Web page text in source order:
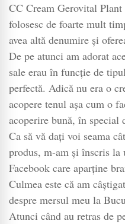
CC Cream Gerovital
folosesc de foarte mult
avea altă denumire și
De pe atunci am adorat
sale erau în funcție de
perfectă. Adică nu era o
acopere tenul așa cum o
acoperire bună, în special
Ca să vă dați voi seama
produs, m-am și înscris la
Facebook care aparține
Culmea este că am
despre mersul meu la
Atunci când au retras de